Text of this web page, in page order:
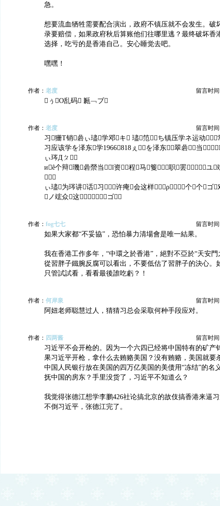
急。
想要流血牺牲需要配合演出，政府不镇压就不会发生。破
录要赔偿，如果政府秋后算账他们往哪里逃？最终破坏香
选择，吃亏的是香港自己。安心睡觉去吧。
嘿嘿！
作者： 老度 留言时间
ぅO乱码 甉﹁ブ
作者： 老度 留言时间
习狦Τ销碞ぃ璶学邓キ 璶笵ち镇压学ネ运动
习应该学を泽东学1966818ぇを泽东翠碞当
ぃ琌Дㄆ
иê个辩璣碞禜当ǐ资程马篗职罢﹛ユ

ぃ璶为琌讲话习许痷会这样ρ个个ゴ
ノ竤众这ゴ
作者： fog七七 留言时间
如果大家都“不妥協”，恐怕暴力清場會是唯一結果。
我在香港工作多年，“中環之於香港”，絕對不亞於“天安門
從習胖子鐵腕反腐可以看出，不要低估了習胖子的決心。
只管試試看，看看最後誰吃虧？！
作者： 何岸泉 留言时间
阿妞老师聪慧过人，猜猜习总会采取何种手段应对。
作者： 四两酱 留言时间
习近平不会开枪的。因为一个六四已经将中国特有的矿产
果习近平开枪，拿什么去贿赂美国？没有贿赂，美国就要
中国人民银行放在美国的四万亿美国的美债用“冻结”的名
抚中国的房东？手里没货了，习近平不知道么？
我觉得张德江想学李鹏426社论搞北京的故伎搞香港来逼
不倒习近平，张德江完了。